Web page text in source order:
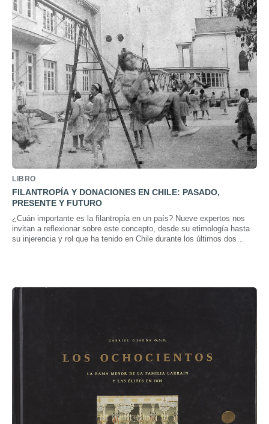
LIBRO
FILANTROPÍA Y DONACIONES EN CHILE: PASADO,
PRESENTE Y FUTURO
¿Cuán importante es la filantropía en un país? Nueve expertos nos
invitan a reflexionar sobre este concepto, desde su etimología hasta
su injerencia y rol que ha tenido en Chile durante los últimos dos